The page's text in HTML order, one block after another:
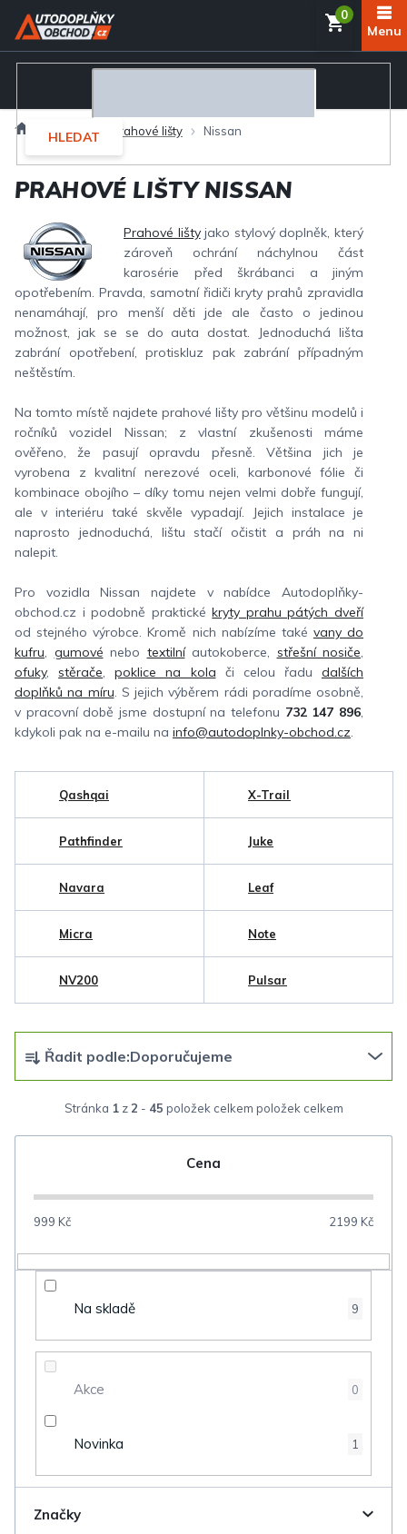
Přejít
obsah
HLEDAT
Interiér Prahové lišty Nissan
PRAHOVÉ LIŠTY NISSAN
Prahové lištyjako stylový doplněk, který
zároveň ochrání náchylnou část
karosérie před škrábanci a jiným
opotřebením. Pravda, samotní řidiči kryty prahů zpravidla
nenamáhají, pro menší děti jde ale často o jedinou
možnost, jak se se do auta dostat. Jednoduchá lišta
zabrání opotřebení, protiskluz pak zabrání případným
neštěstím.
Na tomto místě najdete prahové lišty pro většinu modelů i
ročníků vozidel Nissan; z vlastní zkušenosti máme
ověřeno, že pasují opravdu přesně. Většina jich je
vyrobena z kvalitní nerezové oceli, karbonové fólie či
kombinace obojího – díky tomu nejen velmi dobře fungují,
ale v interiéru také skvěle vypadají. Jejich instalace je
naprosto jednoduchá, lištu stačí očistit a práh na ni
nalepit.
Pro vozidla Nissan najdete v nabídce Autodoplňky-
obchod.cz i podobně praktickékryty prahu pátých dveří
od stejného výrobce. Kromě nich nabízíme také vany do
kufru, gumové nebo textilníautokoberce, střešní nosiče,
ofuky,stěrače,poklice na kola či celou řadu dalších
doplňků na míru. S jejich výběrem rádi poradíme osobně,
v pracovní době jsme dostupní na telefonu 732 147 896,
kdykoli pak na e-mailu na info@autodoplnky-obchod.cz.
Qashqai X-Trail
Pathfinder Juke
Navara Leaf
Micra Note
NV200 Pulsar
Stránka 1z 2 - 45 položek celkem
a
e
o
Řadit podle:Doporučujeme
Cena
999 Kč 2199 Kč
Na skladě 9
Akce 0
Novinka 1
Značky